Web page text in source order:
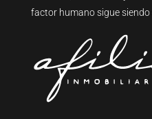
factor humano sigue